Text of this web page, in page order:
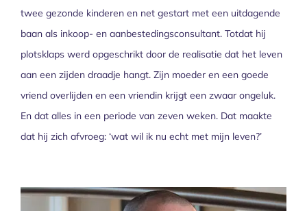
twee gezonde kinderen en net gestart met een uitdagende
baan als inkoop- en aanbestedingsconsultant. Totdat hij
plotsklaps werd opgeschrikt door de realisatie dat het leven
aan een zijden draadje hangt. Zijn moeder en een goede
vriend overlijden en een vriendin krijgt een zwaar ongeluk.
En dat alles in een periode van zeven weken. Dat maakte
dat hij zich afvroeg: ‘wat wil ik nu echt met mijn leven?’